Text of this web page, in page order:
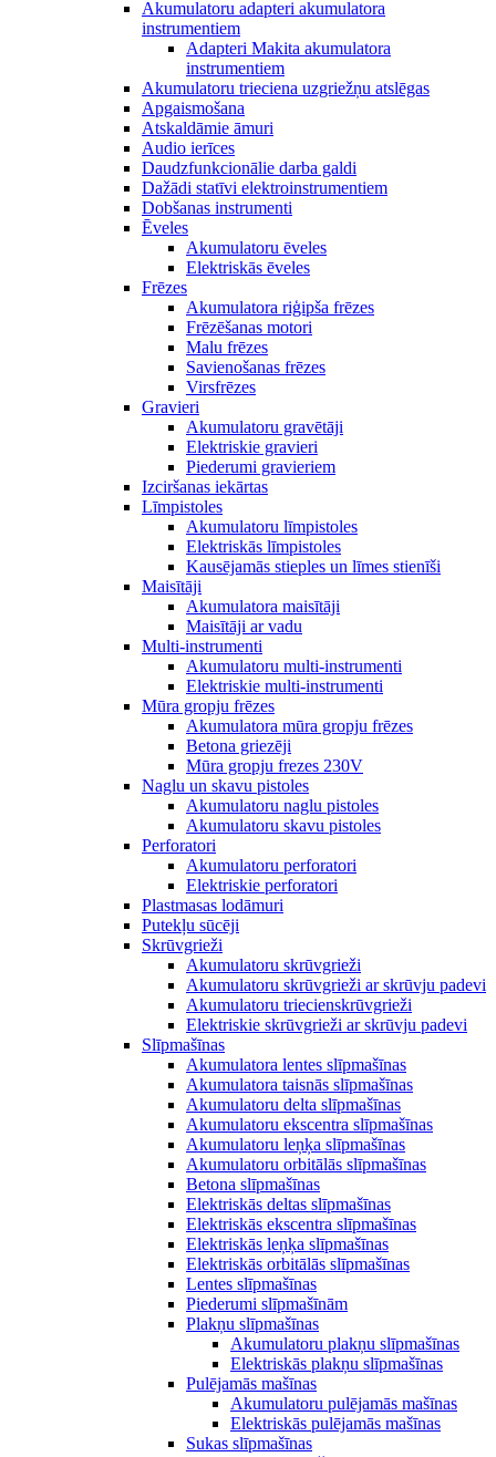
Akumulatoru adapteri akumulatora
instrumentiem
Adapteri Makita akumulatora
instrumentiem
Akumulatoru trieciena uzgriežņu atslēgas
Apgaismošana
Atskaldāmie āmuri
Audio ierīces
Daudzfunkcionālie darba galdi
Dažādi statīvi elektroinstrumentiem
Dobšanas instrumenti
Ēveles
Akumulatoru ēveles
Elektriskās ēveles
Frēzes
Akumulatora riģipša frēzes
Frēzēšanas motori
Malu frēzes
Savienošanas frēzes
Virsfrēzes
Gravieri
Akumulatoru gravētāji
Elektriskie gravieri
Piederumi gravieriem
Izciršanas iekārtas
Līmpistoles
Akumulatoru līmpistoles
Elektriskās līmpistoles
Kausējamās stieples un līmes stienīši
Maisītāji
Akumulatora maisītāji
Maisītāji ar vadu
Multi-instrumenti
Akumulatoru multi-instrumenti
Elektriskie multi-instrumenti
Mūra gropju frēzes
Akumulatora mūra gropju frēzes
Betona griezēji
Mūra gropju frezes 230V
Naglu un skavu pistoles
Akumulatoru naglu pistoles
Akumulatoru skavu pistoles
Perforatori
Akumulatoru perforatori
Elektriskie perforatori
Plastmasas lodāmuri
Putekļu sūcēji
Skrūvgrieži
Akumulatoru skrūvgrieži
Akumulatoru skrūvgrieži ar skrūvju padevi
Akumulatoru triecienskrūvgrieži
Elektriskie skrūvgrieži ar skrūvju padevi
Slīpmašīnas
Akumulatora lentes slīpmašīnas
Akumulatora taisnās slīpmašīnas
Akumulatoru delta slīpmašīnas
Akumulatoru ekscentra slīpmašīnas
Akumulatoru leņķa slīpmašīnas
Akumulatoru orbitālās slīpmašīnas
Betona slīpmašīnas
Elektriskās deltas slīpmašīnas
Elektriskās ekscentra slīpmašīnas
Elektriskās leņķa slīpmašīnas
Elektriskās orbitālās slīpmašīnas
Lentes slīpmašīnas
Piederumi slīpmašīnām
Plakņu slīpmašīnas
Akumulatoru plakņu slīpmašīnas
Elektriskās plakņu slīpmašīnas
Pulējamās mašīnas
Akumulatoru pulējamās mašīnas
Elektriskās pulējamās mašīnas
Sukas slīpmašīnas